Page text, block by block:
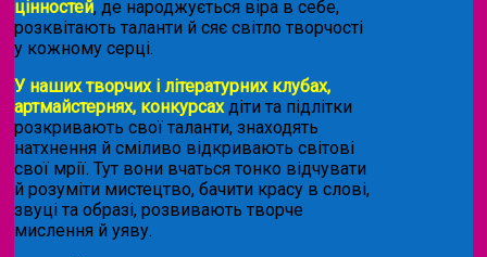
цінностей, де народжується віра в себе,
розквітають таланти й сяє світло творчості
у кожному серці.
У наших творчих і літературних клубах,
артмайстернях, конкурсахдіти та підлітки
розкривають свої таланти, знаходять
натхнення й сміливо відкривають світові
свої мрії. Тут вони вчаться тонко відчувати
й розуміти мистецтво, бачити красу в слові,
звуці та образі, розвивають творче
мислення й уяву.